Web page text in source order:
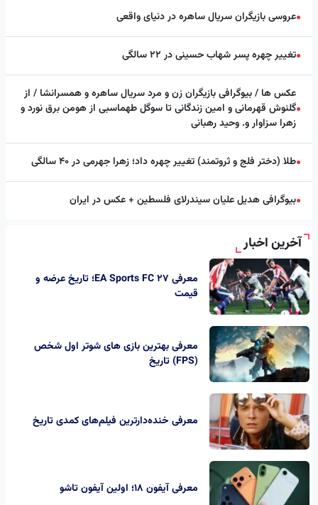
●عروسی بازیگران سریال ساهره در دنیای واقعی
●تغییر چهره پسر شهاب حسینی در ۲۲ سالگی
●
عکس ها / بیوگرافی بازیگران زن و مرد سریال ساهره و همسرانشا / از
گلنوش قهرمانی و امین زندگانی تا سوگل طهماسبی از هومن برق نورد و
زهرا سزاوار و. وحید رهبانی
●طلا (دختر فلج و ثروتمند) تغییر چهره داد؛ زهرا جهرمی در ۴۰ سالگی
●بیوگرافی هدیل علیان سیندرلای فلسطین + عکس در ایران
آخرین اخبار
معرفی EA Sports FC 27؛ تاریخ عرضه و
قیمت
معرفی بهترین بازی های شوتر اول شخص
(FPS) تاریخ
معرفی خنده‌دارترین فیلم‌های کمدی تاریخ
معرفی آیفون ۱۸؛ اولین آیفون تاشو